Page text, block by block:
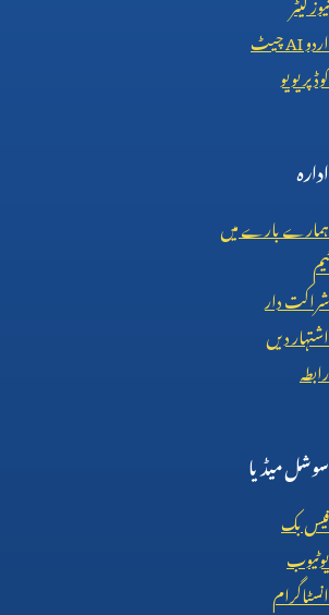
اردوAIچیٹ
کوڈ پریویو
ادارہ
ہمارے بارے میں
ٹیم
شراکت دار
اشتہار دیں
رابطہ
سوشل میڈیا
فیس بک
یوٹیوب
انسٹاگرام